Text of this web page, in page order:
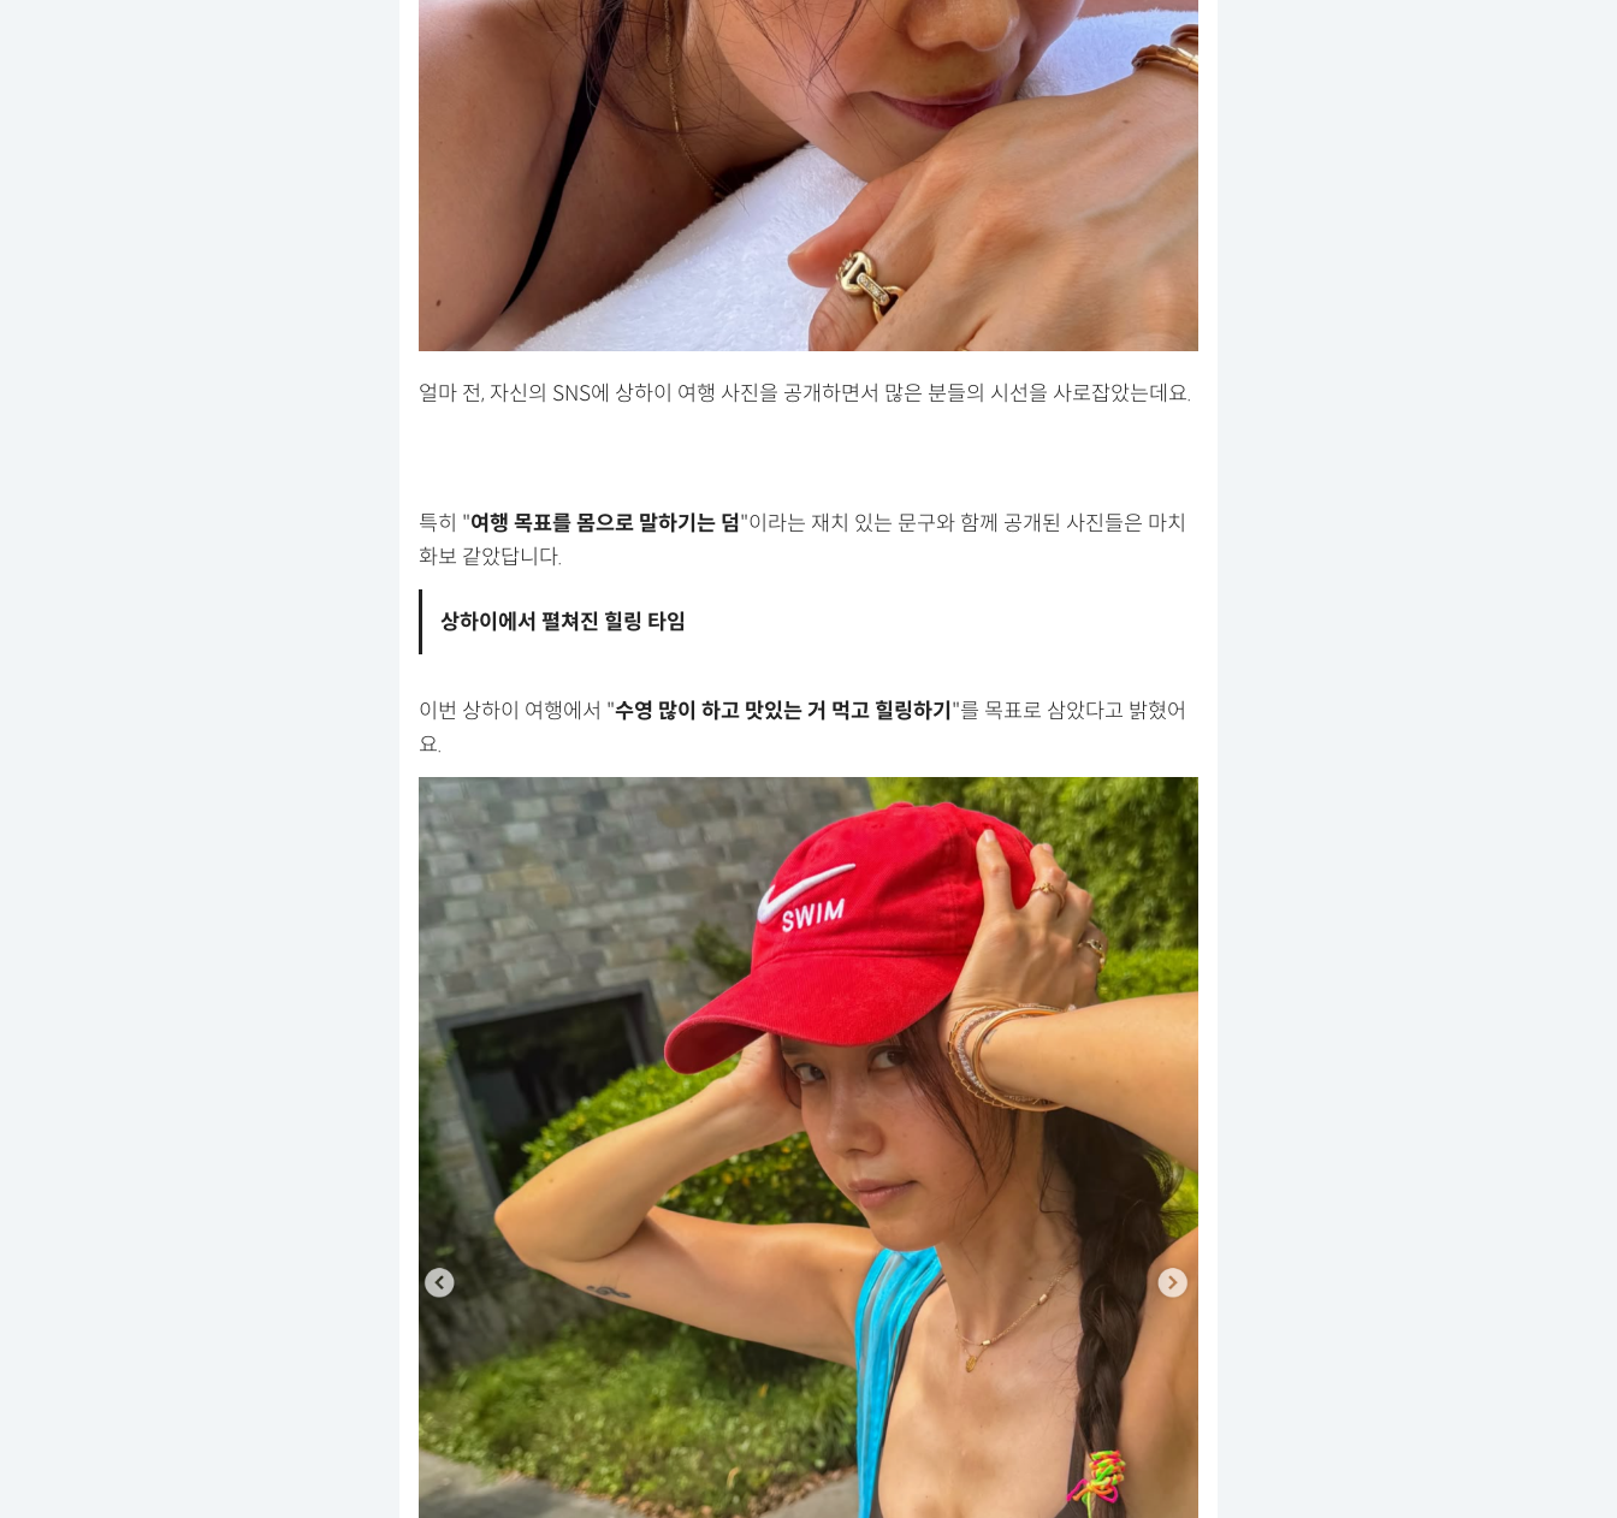
얼마 전, 자신의 SNS에 상하이 여행 사진을 공개하면서 많은 분들의 시선을 사로잡았는데요.
특히 "여행 목표를 몸으로 말하기는 덤"이라는 재치 있는 문구와 함께 공개된 사진들은 마치
화보 같았답니다.
상하이에서 펼쳐진 힐링 타임
이번 상하이 여행에서 "수영 많이 하고 맛있는 거 먹고 힐링하기 "를 목표로 삼았다고 밝혔어
요.